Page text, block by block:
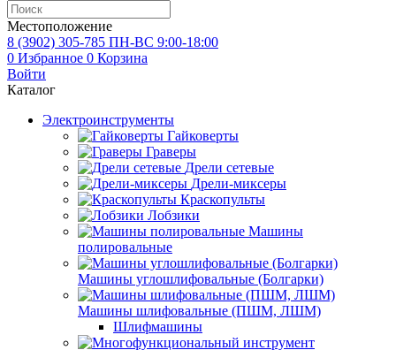
Местоположение
8 (3902) 305-785 ПН-ВС 9:00-18:00
0 Избранное 0 Корзина
Войти
Каталог
Электроинструменты
Гайковерты
Граверы
Дрели сетевые
Дрели-миксеры
Краскопульты
Лобзики
Машины
полировальные
Машины углошлифовальные (Болгарки)
Машины шлифовальные (ПШМ, ЛШМ)
Шлифмашины